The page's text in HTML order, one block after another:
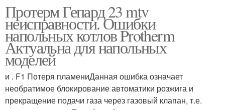
Протерм Гепард 23 mtv
неисправности. Ошибки
напольных котлов Protherm
Актуальна для напольных
моделей
и . F1 Потеря пламениДанная ошибка означает
необратимое блокирование автоматики розжига и
прекращение подачи газа через газовый клапан, т.е.